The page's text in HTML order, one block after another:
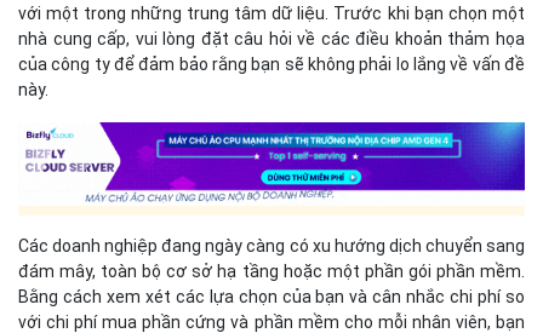
với một trong những trung tâm dữ liệu. Trước khi bạn chọn một
nhà cung cấp, vui lòng đặt câu hỏi về các điều khoản thảm họa
của công ty để đảm bảo rằng bạn sẽ không phải lo lắng về vấn đề
này.
Các doanh nghiệp đang ngày càng có xu hướng dịch chuyển sang
đám mây, toàn bộ cơ sở hạ tầng hoặc một phần gói phần mềm.
Bằng cách xem xét các lựa chọn của bạn và cân nhắc chi phí so
với chi phí mua phần cứng và phần mềm cho mỗi nhân viên, bạn